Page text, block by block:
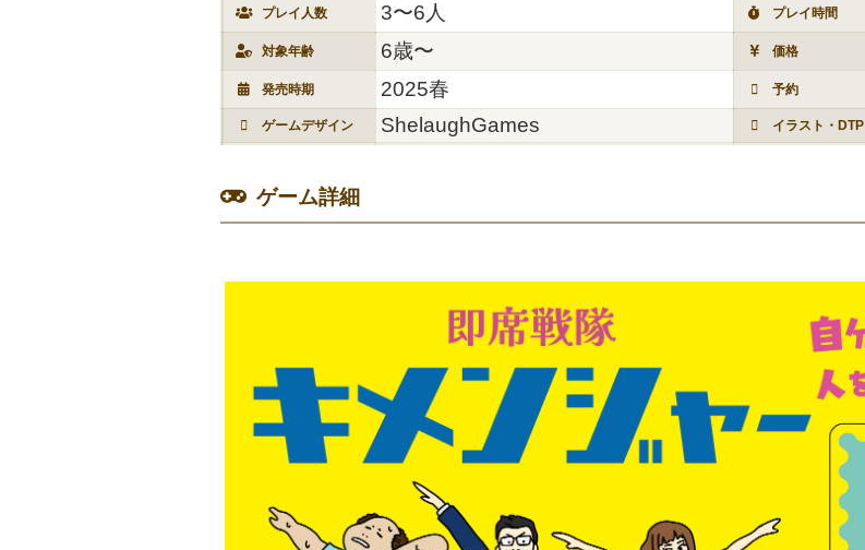
プレイ人数 3〜6人 プレイ時間
対象年齢 6歳〜 価格
発売時期 2025春 予約
ゲームデザイン ShelaughGames イラスト・DTP
ゲーム詳細